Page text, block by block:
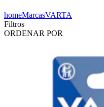
homeMarcasVARTA
Filtros
ORDENAR POR